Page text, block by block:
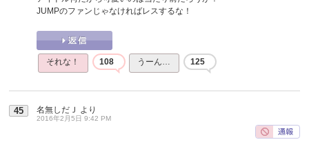
JUMPのファンじゃなければレスするな！
それな！ 108 うーん… 125
45 名無しだＪ より
2016年2月5日 9:42 PM